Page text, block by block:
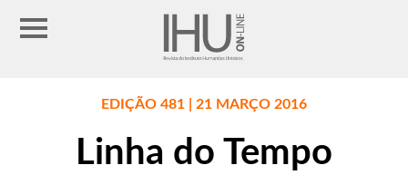
EDIÇÃO 481 | 21 MARÇO 2016
Linha do Tempo